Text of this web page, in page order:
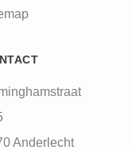
Anderlecht